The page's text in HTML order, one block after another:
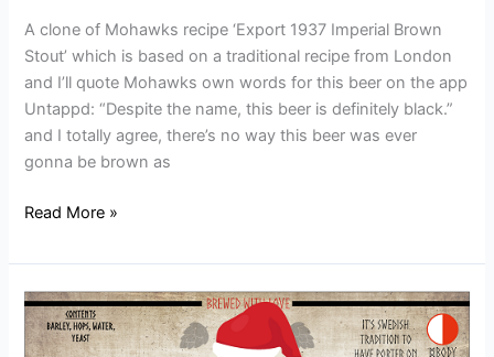
A clone of Mohawks recipe ‘Export 1937 Imperial Brown
Stout’ which is based on a traditional recipe from London
and I’ll quote Mohawks own words for this beer on the app
Untappd: “Despite the name, this beer is definitely black.”
and I totally agree, there’s no way this beer was ever
gonna be brown as
Read More »
Batch
46